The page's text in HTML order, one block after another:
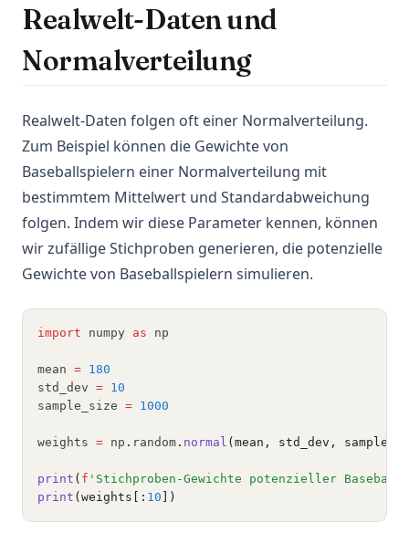
Realwelt-Daten und
Normalverteilung
Realwelt-Daten folgen oft einer Normalverteilung.
Zum Beispiel können die Gewichte von
Baseballspielern einer Normalverteilung mit
bestimmtem Mittelwert und Standardabweichung
folgen. Indem wir diese Parameter kennen, können
wir zufällige Stichproben generieren, die potenzielle
Gewichte von Baseballspielern simulieren.
import numpy as np
mean = 180
std_dev = 10
sample_size = 1000
weights = np . random . normal (mean, std_dev,
print ( f 'Stichproben-Gewichte potenzieller
print (weights[: 10 ])